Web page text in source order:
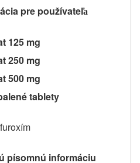
pre používateľa
125 mg
250 mg
500 mg
tablety
písomnú informáciu